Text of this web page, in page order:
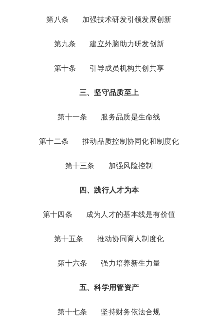
第八条   加强技术研发引领发展创新
第九条   建立外脑助力研发创新
第十条   引导成员机构共创共享
三、坚守品质至上
第十一条   服务品质是生命线
第十二条   推动品质控制协同化和制度化
第十三条   加强风险控制
四、践行人才为本
第十四条   成为人才的基本线是有价值
第十五条   推动协同育人制度化
第十六条   强力培养新生力量
五、科学用管资产
第十七条   坚持财务依法合规